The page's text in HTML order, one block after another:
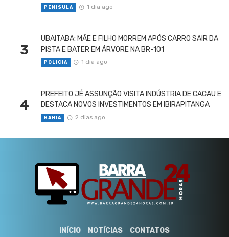
PENÍSULA 1 dia ago
3
UBAITABA: MÃE E FILHO MORREM APÓS CARRO SAIR DA
PISTA E BATER EM ÁRVORE NA BR-101
POLÍCIA 1 dia ago
4
PREFEITO JÉ ASSUNÇÃO VISITA INDÚSTRIA DE CACAU E
DESTACA NOVOS INVESTIMENTOS EM IBIRAPITANGA
BAHIA 2 dias ago
INÍCIO NOTÍCIAS CONTATOS